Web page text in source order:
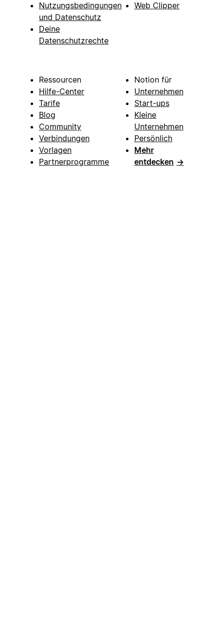
Nutzungsbedingungen
und Datenschutz
Deine
Datenschutzrechte
Web Clipper
Ressourcen
Hilfe-Center
Tarife
Blog
Community
Verbindungen
Vorlagen
Partnerprogramme
Notion für
Unternehmen
Start-ups
Kleine
Unternehmen
Persönlich
Mehr
entdecken →